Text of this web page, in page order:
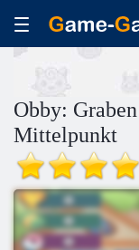
Obby:
Mittelpunkt